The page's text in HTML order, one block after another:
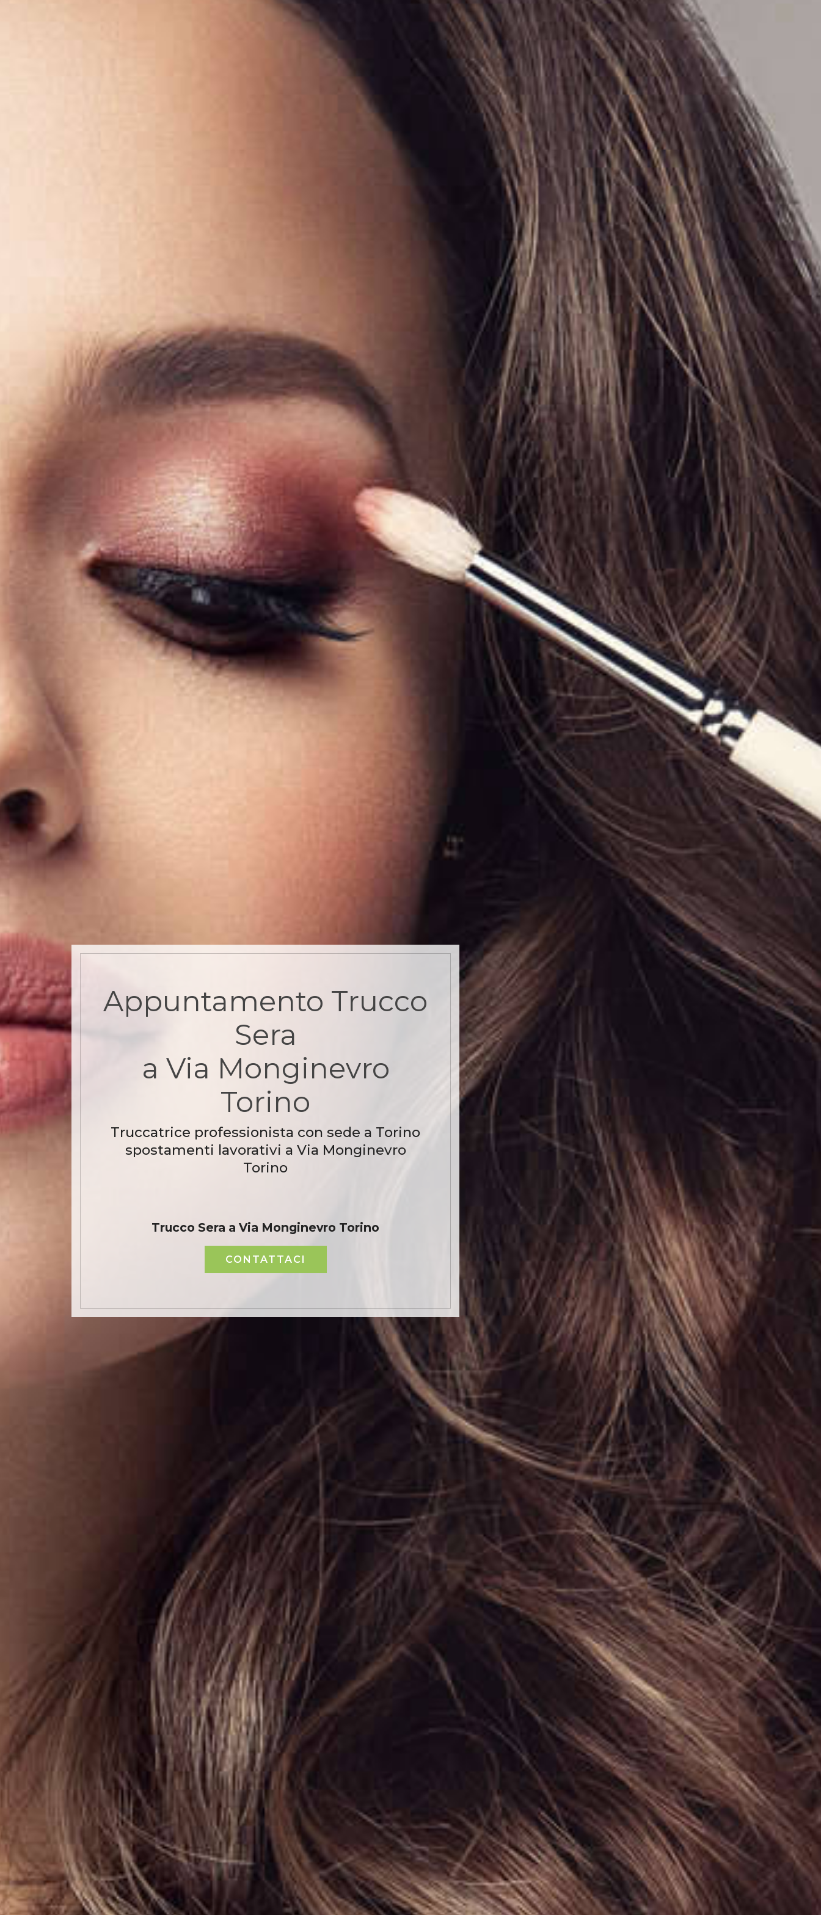
Appuntamento Trucco
Sera
a Via Monginevro
Torino
Truccatrice professionista con sede a Torino
spostamenti lavorativi a Via Monginevro
Torino
Trucco Sera a Via Monginevro Torino
CONTATTACI